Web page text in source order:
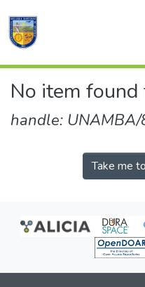
Communities & Collections
No item
handle:
Take me